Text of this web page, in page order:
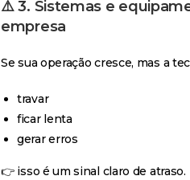
⚠️ 3. Sistemas e
empresa
Se sua operação cresce, mas a
travar
ficar lenta
gerar erros
👉 isso é um sinal claro de atraso.